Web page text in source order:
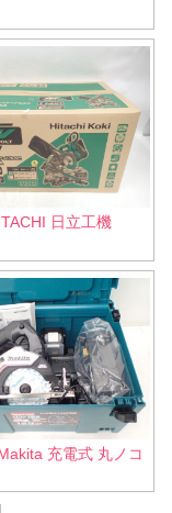
日立工機
充電式 丸ノコ